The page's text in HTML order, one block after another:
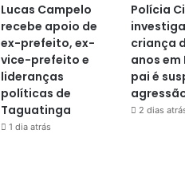
Lucas Campelo
recebe apoio de
ex-prefeito, ex-
vice-prefeito e
lideranças
políticas de
Taguatinga
1 dia atrás
Polícia
criança
anos em
pai é
2 dias